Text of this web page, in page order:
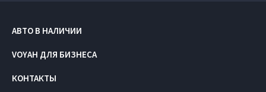
АВТО В НАЛИЧИИ
VOYAH ДЛЯ БИЗНЕСА
КОНТАКТЫ